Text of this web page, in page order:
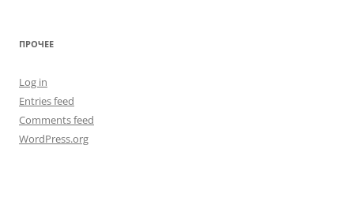
ПРОЧЕЕ
Log in
Entries feed
Comments feed
WordPress.org